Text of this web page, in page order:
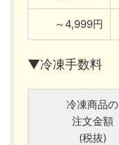
～4,999円
▼冷凍手数料
冷凍商品の
注文金額
(税抜)